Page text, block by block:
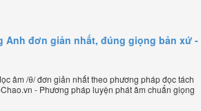
Anh đơn giản nhất, đúng giọng bản xứ -
âm /θ/ đơn giản nhất theo phương pháp đọc tách
- Phương pháp luyện phát âm chuẩn giọng